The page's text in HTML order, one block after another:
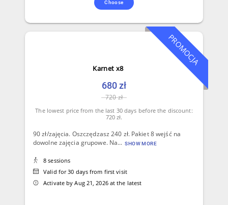
Choose
PROMOCJA
Karnet x8
680 zł
720 zł
The lowest price from the last 30 days before the discount:
720 zł.
90 zł/zajęcia. Oszczędzasz 240 zł. Pakiet 8 wejść na
dowolne zajęcia grupowe. Na... SHOW MORE
8 sessions
Valid for 30 days from first visit
Activate by Aug 21, 2026 at the latest